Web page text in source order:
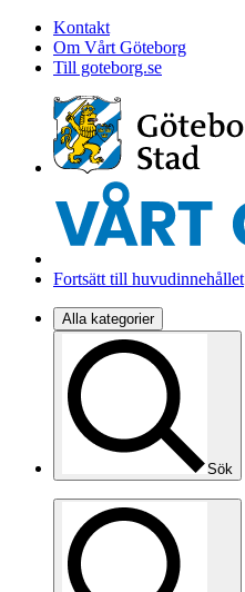
Kontakt
Om Vårt Göteborg
Till goteborg.se
Fortsätt till huvudinnehållet
Alla kategorier
Sök